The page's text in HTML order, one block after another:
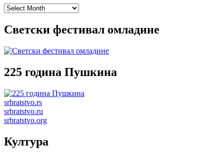
Archives
Светски фестивал омладине
225 година Пушкина
srbratstvo.rs
srbratstvo.ru
srbratstvo.org
Култура